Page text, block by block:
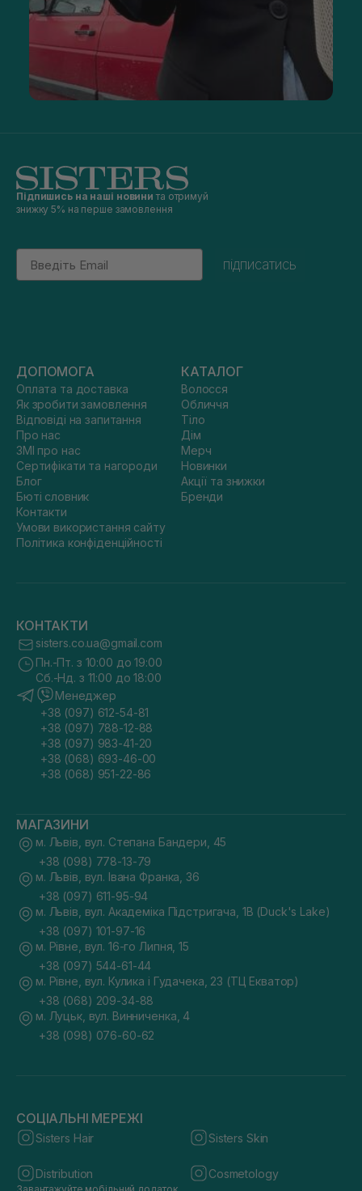
Підпишись на наші новини та отримуй
знижку 5% на перше замовлення
Email
підписатись
ДОПОМОГА
Оплата та доставка
Як зробити замовлення
Відповіді на запитання
Про нас
ЗМІ про нас
Сертифікати та нагороди
Блог
Бюті словник
Контакти
Умови використання сайту
Політика конфіденційності
КАТАЛОГ
Волосся
Обличчя
Тіло
Дім
Мерч
Новинки
Акції та знижки
Бренди
КОНТАКТИ
sisters.co.ua@gmail.com
Пн.-Пт. з 10:00 до 19:00
Сб.-Нд. з 11:00 до 18:00
Менеджер
+38 (097) 612-54-81
+38 (097) 788-12-88
+38 (097) 983-41-20
+38 (068) 693-46-00
+38 (068) 951-22-86
МАГАЗИНИ
м. Львів, вул. Степана Бандери, 45
+38 (098) 778-13-79
м. Львів, вул. Івана Франка, 36
+38 (097) 611-95-94
м. Львів, вул. Академіка Підстригача, 1В (Duck's Lake)
+38 (097) 101-97-16
м. Рівне, вул. 16-го Липня, 15
+38 (097) 544-61-44
м. Рівне, вул. Кулика і Гудачека, 23 (ТЦ Екватор)
+38 (068) 209-34-88
м. Луцьк, вул. Винниченка, 4
+38 (098) 076-60-62
СОЦІАЛЬНІ МЕРЕЖІ
Sisters Hair Sisters Skin
Distribution Cosmetology